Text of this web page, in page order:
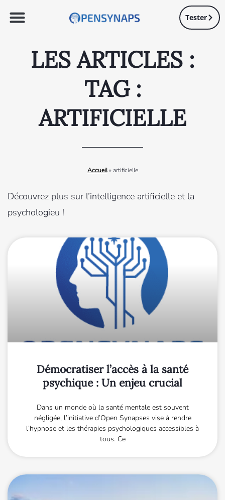
Tester
LES ARTICLES :
TAG :
ARTIFICIELLE
Accueil»artificielle
Découvrez plus sur l’intelligence artificielle et la
psychologieu !
Démocratiser l’accès à la santé
psychique : Un enjeu crucial
Dans un monde où la santé mentale est souvent
négligée, l’initiative d’Open Synapses vise à rendre
l’hypnose et les thérapies psychologiques accessibles à
tous. Ce